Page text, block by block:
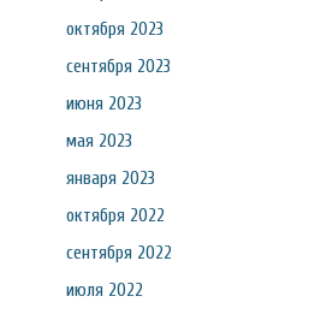
октября 2023
сентября 2023
июня 2023
мая 2023
января 2023
октября 2022
сентября 2022
июля 2022